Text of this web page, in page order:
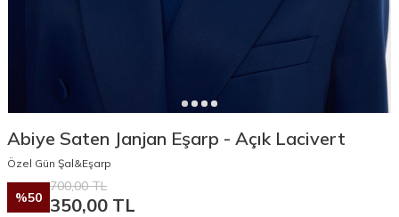
Abiye Saten Janjan Eşarp - Açık Lacivert
Özel Gün Şal&Eşarp
%50
700,00TL
350,00 TL